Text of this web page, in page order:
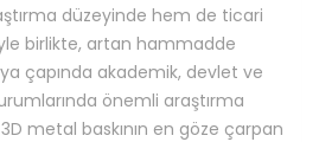
düzeyinde hem de ticari
birlikte, artan hammadde
çapında akademik, devlet ve
önemli araştırma
metal baskının en göze çarpan